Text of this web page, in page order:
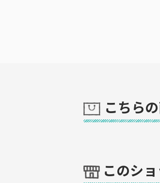
こちら
このシ